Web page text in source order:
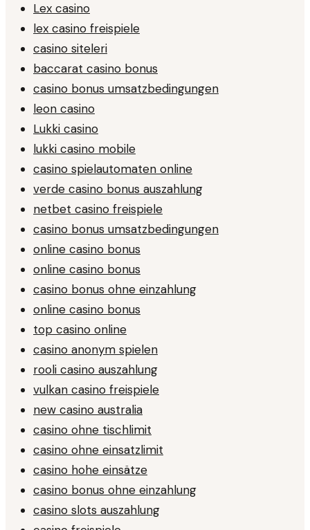
Lex casino
lex casino freispiele
casino siteleri
baccarat casino bonus
casino bonus umsatzbedingungen
leon casino
Lukki casino
lukki casino mobile
casino spielautomaten online
verde casino bonus auszahlung
netbet casino freispiele
casino bonus umsatzbedingungen
online casino bonus
online casino bonus
casino bonus ohne einzahlung
online casino bonus
top casino online
casino anonym spielen
rooli casino auszahlung
vulkan casino freispiele
new casino australia
casino ohne tischlimit
casino ohne einsatzlimit
casino hohe einsätze
casino bonus ohne einzahlung
casino slots auszahlung